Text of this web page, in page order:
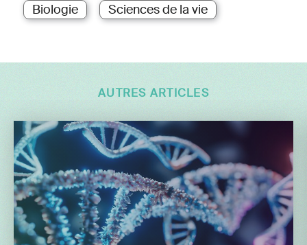
Biologie Sciences de la vie
AUTRES ARTICLES